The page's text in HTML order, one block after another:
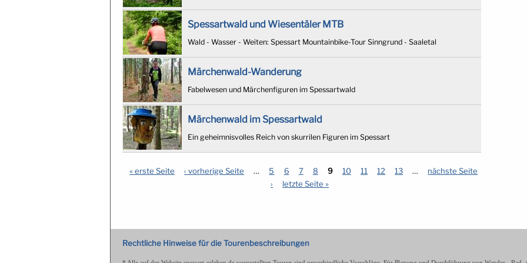
Spessartwald und Wiesentäler MTB
Wald - Wasser - Weiten: Spessart Mountainbike-Tour Sinngrund - Saaletal
Märchenwald-Wanderung
Fabelwesen und Märchenfiguren im Spessartwald
Märchenwald im Spessartwald
Ein geheimnisvolles Reich von skurrilen Figuren im Spessart
« erste Seite ‹ vorherige Seite … 5 6 7 8 9 10 11 12 13 …
nächste Seite
›
letzte Seite »
Rechtliche Hinweise für die Tourenbeschreibungen